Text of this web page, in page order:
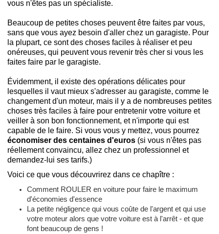
vous n'êtes pas un spécialiste.
Beaucoup de petites choses peuvent être faites par vous,
sans que vous ayez besoin d'aller chez un garagiste. Pour
la plupart, ce sont des choses faciles à réaliser et peu
onéreuses, qui peuvent vous revenir très cher si vous les
faites faire par le garagiste.
Évidemment, il existe des opérations délicates pour
lesquelles il vaut mieux s'adresser au garagiste, comme le
changement d'un moteur, mais il y a de nombreuses petites
choses très faciles à faire pour entretenir votre voiture et
veiller à son bon fonctionnement, et n'importe qui est
capable de le faire. Si vous vous y mettez, vous pourrez
économiser des centaines d'euros (si vous n'êtes pas
réellement convaincu, allez chez un professionnel et
demandez-lui ses tarifs.)
Voici ce que vous découvrirez dans ce chapître :
Comment ROULER en voiture pour faire le maximum
d'économies d'essence
La petite négligence qui vous coûte de l'argent et qui use
votre moteur alors que votre voiture est à l'arrêt - et que
font beaucoup de gens !